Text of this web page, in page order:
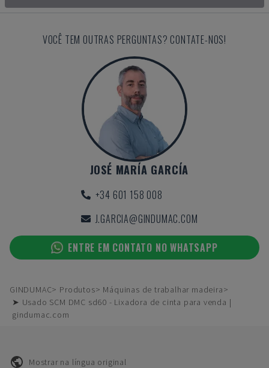
VOCÊ TEM OUTRAS PERGUNTAS? CONTATE-NOS!
JOSÉ MARÍA GARCÍA
+34 601 158 008
J.GARCIA@GINDUMAC.COM
ENTRE EM CONTATO NO WHATSAPP
GINDUMAC Produtos
Máquinas de trabalhar madeira
➤ Usado SCM DMC sd60 - Lixadora de cinta para venda |
gindumac.com
Mostrar na língua original